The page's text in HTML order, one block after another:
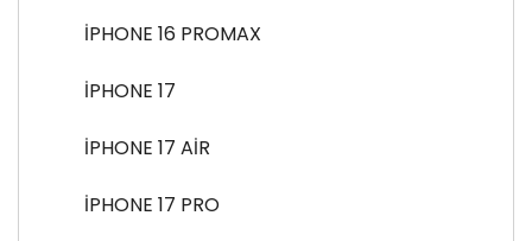
İPHONE 16 PROMAX
İPHONE 17
İPHONE 17 AİR
İPHONE 17 PRO